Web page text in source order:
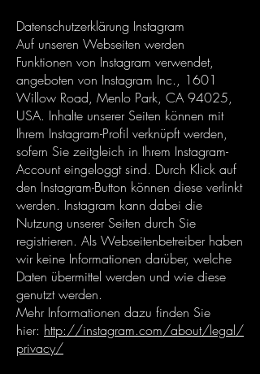
Datenschutzerklärung Instagram
Auf unseren Webseiten werden
Funktionen von Instagram verwendet,
angeboten von Instagram Inc., 1601
Willow Road, Menlo Park, CA 94025,
USA. Inhalte unserer Seiten können mit
Ihrem Instagram-Profil verknüpft werden,
sofern Sie zeitgleich in Ihrem Instagram-
Account eingeloggt sind. Durch Klick auf
den Instagram-Button können diese verlinkt
werden. Instagram kann dabei die
Nutzung unserer Seiten durch Sie
registrieren. Als Webseitenbetreiber haben
wir keine Informationen darüber, welche
Daten übermittel werden und wie diese
genutzt werden.
Mehr Informationen dazu finden Sie
hier: http://instagram.com/about/legal/
privacy/